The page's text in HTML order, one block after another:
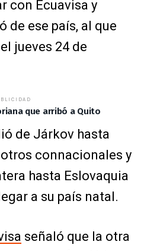
con Ecuavisa y
de ese país, al que
jueves 24 de
que arribó a Quito
de Járkov hasta
connacionales y
hasta Eslovaquia
a su país natal.
señaló que la otra